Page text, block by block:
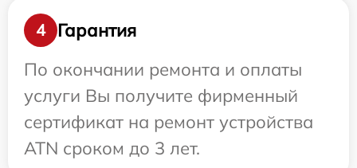
4
Гарантия
По окончании ремонта и оплаты
услуги Вы получите фирменный
сертификат на ремонт устройства
ATN сроком до 3 лет.